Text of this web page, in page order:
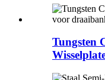
Tungsten